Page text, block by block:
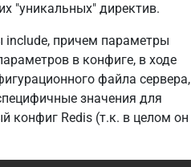
"уникальных" директив.
причем параметры
в конфиге, в ходе
файла сервера,
значения для
конфиг Redis (т.к. в целом он